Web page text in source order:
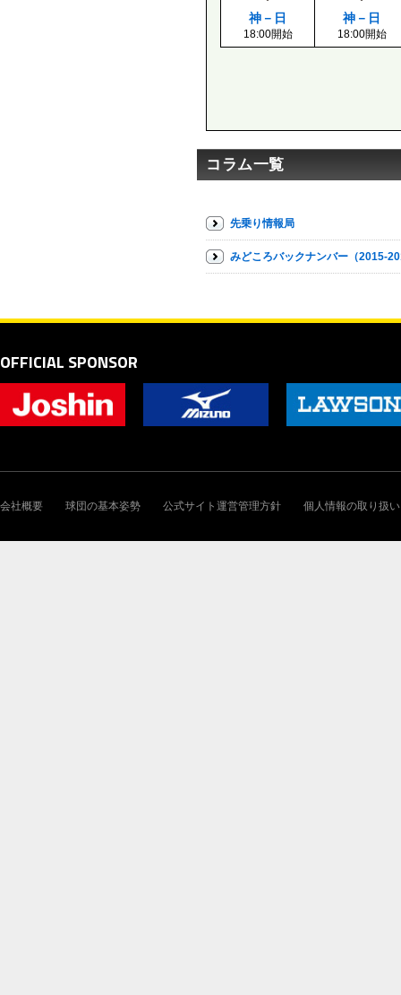
神－日
18:00開始
神－日
18:00開始
コラム一覧
先乗り情報局
みどころバックナンバー（2015-
OFFICIAL SPONSOR
会社概要 球団の基本姿勢 公式サイト運営管理方針 個人情報の取り扱い